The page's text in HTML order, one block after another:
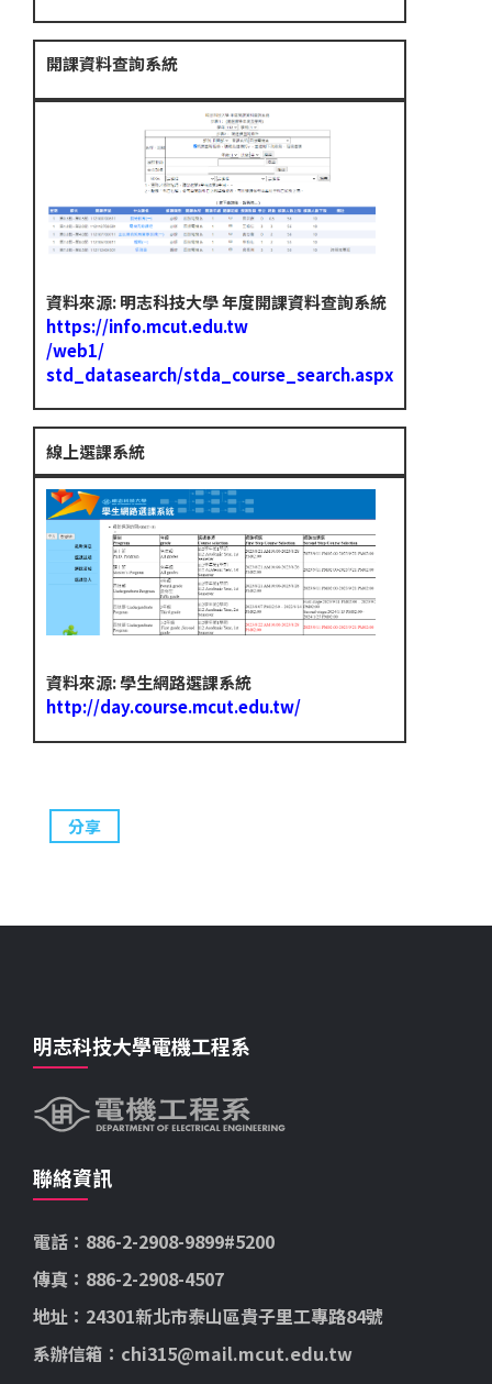
開課資料查詢系統
資料來源: 明志科技大學 年度開課資料查詢系統
https://info.mcut.edu.tw
/web1/
std_datasearch/stda_course_search.aspx
線上選課系統
資料來源: 學生網路選課系統
http://day.course.mcut.edu.tw/
分享
明志科技大學電機工程系
聯絡資訊
電話：886-2-2908-9899#5200
傳真：886-2-2908-4507
地址：24301新北市泰山區貴子里工專路84號
系辦信箱：chi315@mail.mcut.edu.tw